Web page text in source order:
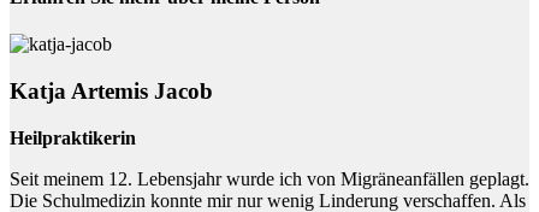
Katja Artemis Jacob
Heilpraktikerin
Seit meinem 12. Lebensjahr wurde ich von Migräneanfällen geplagt.
Die Schulmedizin konnte mir nur wenig Linderung verschaffen. Als